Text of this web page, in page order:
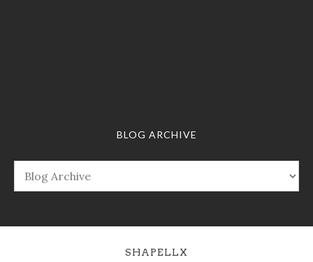
BLOG ARCHIVE
SHAPELLX